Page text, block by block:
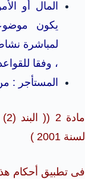
المال أو
يكون
لمباشرة
، وفقا
المستأجر :
لسنة 2001 )
فى تطبيق أحكام هذا